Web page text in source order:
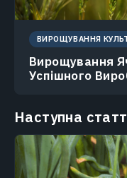
ВИРОЩУВАННЯ
Вирощування
Успішного
Наступна